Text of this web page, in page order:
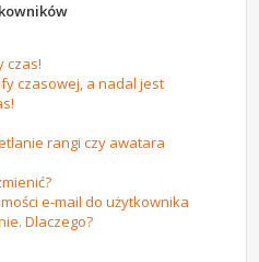
czas!
czasowej, a nadal jest
rangi czy awatara
e-mail do użytkownika
Dlaczego?